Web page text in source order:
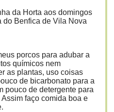
da Horta aos domingos
do Benfica de Vila Nova
porcos para adubar a
químicos nem
as plantas, uso coisas
de bicarbonato para a
pouco de detergente para
faço comida boa e